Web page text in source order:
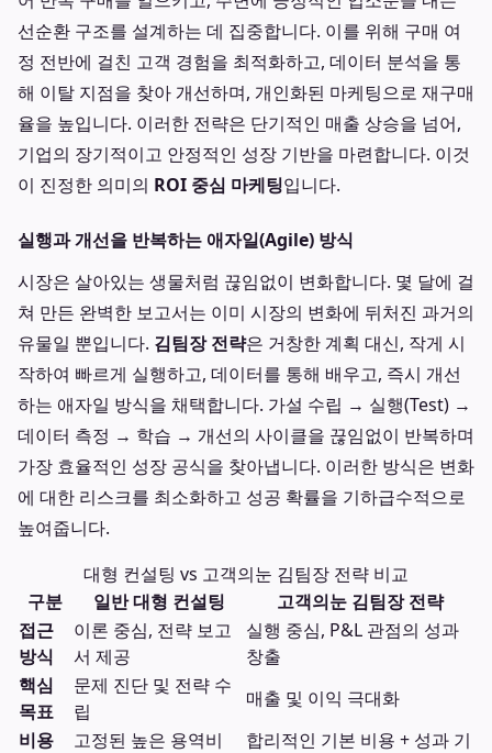
선순환 구조를 설계하는 데 집중합니다. 이를 위해 구매 여
정 전반에 걸친 고객 경험을 최적화하고, 데이터 분석을 통
해 이탈 지점을 찾아 개선하며, 개인화된 마케팅으로 재구매
율을 높입니다. 이러한 전략은 단기적인 매출 상승을 넘어,
기업의 장기적이고 안정적인 성장 기반을 마련합니다. 이것
이 진정한 의미의 ROI 중심 마케팅입니다.
실행과 개선을 반복하는 애자일(Agile) 방식
시장은 살아있는 생물처럼 끊임없이 변화합니다. 몇 달에 걸
쳐 만든 완벽한 보고서는 이미 시장의 변화에 뒤처진 과거의
유물일 뿐입니다. 김팀장 전략은 거창한 계획 대신, 작게 시
작하여 빠르게 실행하고, 데이터를 통해 배우고, 즉시 개선
하는 애자일 방식을 채택합니다. 가설 수립 → 실행(Test) →
데이터 측정 → 학습 → 개선의 사이클을 끊임없이 반복하며
가장 효율적인 성장 공식을 찾아냅니다. 이러한 방식은 변화
에 대한 리스크를 최소화하고 성공 확률을 기하급수적으로
높여줍니다.
대형 컨설팅 vs 고객의눈 김팀장 전략 비교
구분
일반 대형 컨설팅
고객의눈 김팀장 전략
접근
방식
이론 중심, 전략 보고
서 제공
실행 중심, P&L 관점의 성과
창출
핵심
목표
문제 진단 및 전략 수
립
매출 및 이익 극대화
비용
고정된 높은 용역비
합리적인 기본 비용 + 성과 기